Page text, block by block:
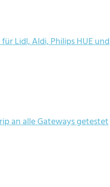
Lidl, Aldi, Philips HUE und
an alle Gateways getestet